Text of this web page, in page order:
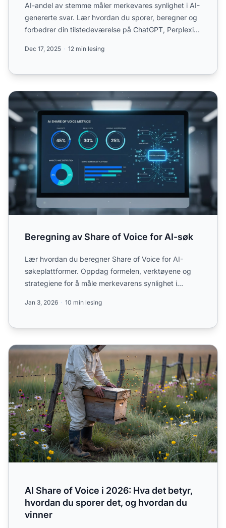
AI-andel av stemme måler merkevares synlighet i AI-
genererte svar. Lær hvordan du sporer, beregner og
forbedrer din tilstedeværelse på ChatGPT, Perplexity
Dec 17, 2025 12 min lesing
Beregning av Share of Voice for AI-søk
Beregning av Share of Voice for AI-søk
Lær hvordan du beregner Share of Voice for AI-
søkeplattformer. Oppdag formelen, verktøyene og
strategiene for å måle merkevarens synlighet i
Jan 3, 2026 10 min lesing
AI Share of Voice i 2026: Hva det betyr, hvordan du
AI Share of Voice i 2026: Hva det betyr,
hvordan du sporer det, og hvordan du
vinner